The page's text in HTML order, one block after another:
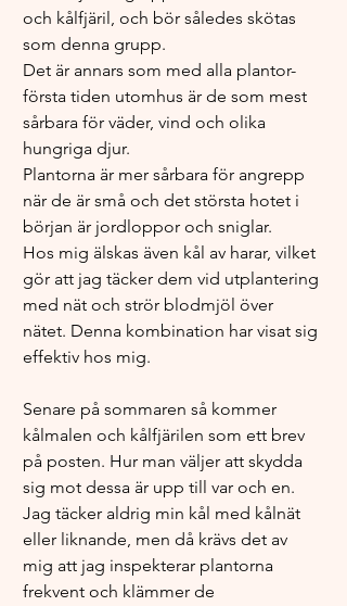
och kålfjäril, och bör således skötas
som denna grupp.
Det är annars som med alla plantor-
första tiden utomhus är de som mest
sårbara för väder, vind och olika
hungriga djur.
Plantorna är mer sårbara för angrepp
när de är små och det största hotet i
början är jordloppor och sniglar.
Hos mig älskas även kål av harar, vilket
gör att jag täcker dem vid utplantering
med nät och strör blodmjöl över
nätet. Denna kombination har visat sig
effektiv hos mig.
Senare på sommaren så kommer
kålmalen och kålfjärilen som ett brev
på posten. Hur man väljer att skydda
sig mot dessa är upp till var och en.
Jag täcker aldrig min kål med kålnät
eller liknande, men då krävs det av
mig att jag inspekterar plantorna
frekvent och klämmer de